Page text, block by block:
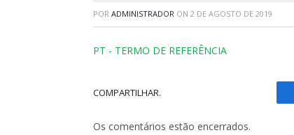
POR ADMINISTRADOR ON 2 DE AGOSTO DE 2019
PT - TERMO DE REFERÊNCIA
COMPARTILHAR.
Os comentários estão encerrados.